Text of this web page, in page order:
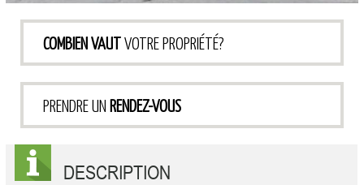
COMBIEN VAUTVOTRE PROPRIÉTÉ?
PRENDRE UN RENDEZ-VOUS
DESCRIPTION